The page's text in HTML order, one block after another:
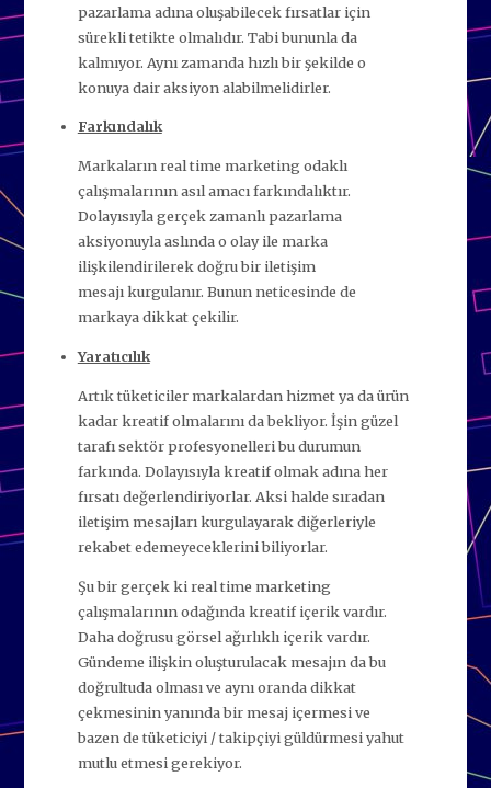
pazarlama adına oluşabilecek fırsatlar için
sürekli tetikte olmalıdır. Tabi bununla da
kalmıyor. Aynı zamanda hızlı bir şekilde o
konuya dair aksiyon alabilmelidirler.
Farkındalık
Markaların real time marketing odaklı
çalışmalarının asıl amacı farkındalıktır.
Dolayısıyla gerçek zamanlı pazarlama
aksiyonuyla aslında o olay ile marka
ilişkilendirilerek doğru bir iletişim
mesajı kurgulanır. Bunun neticesinde de
markaya dikkat çekilir.
Yaratıcılık
Artık tüketiciler markalardan hizmet ya da ürün
kadar kreatif olmalarını da bekliyor. İşin güzel
tarafı sektör profesyonelleri bu durumun
farkında. Dolayısıyla kreatif olmak adına her
fırsatı değerlendiriyorlar. Aksi halde sıradan
iletişim mesajları kurgulayarak diğerleriyle
rekabet edemeyeceklerini biliyorlar.
Şu bir gerçek ki real time marketing
çalışmalarının odağında kreatif içerik vardır.
Daha doğrusu görsel ağırlıklı içerik vardır.
Gündeme ilişkin oluşturulacak mesajın da bu
doğrultuda olması ve aynı oranda dikkat
çekmesinin yanında bir mesaj içermesi ve
bazen de tüketiciyi / takipçiyi güldürmesi yahut
mutlu etmesi gerekiyor.